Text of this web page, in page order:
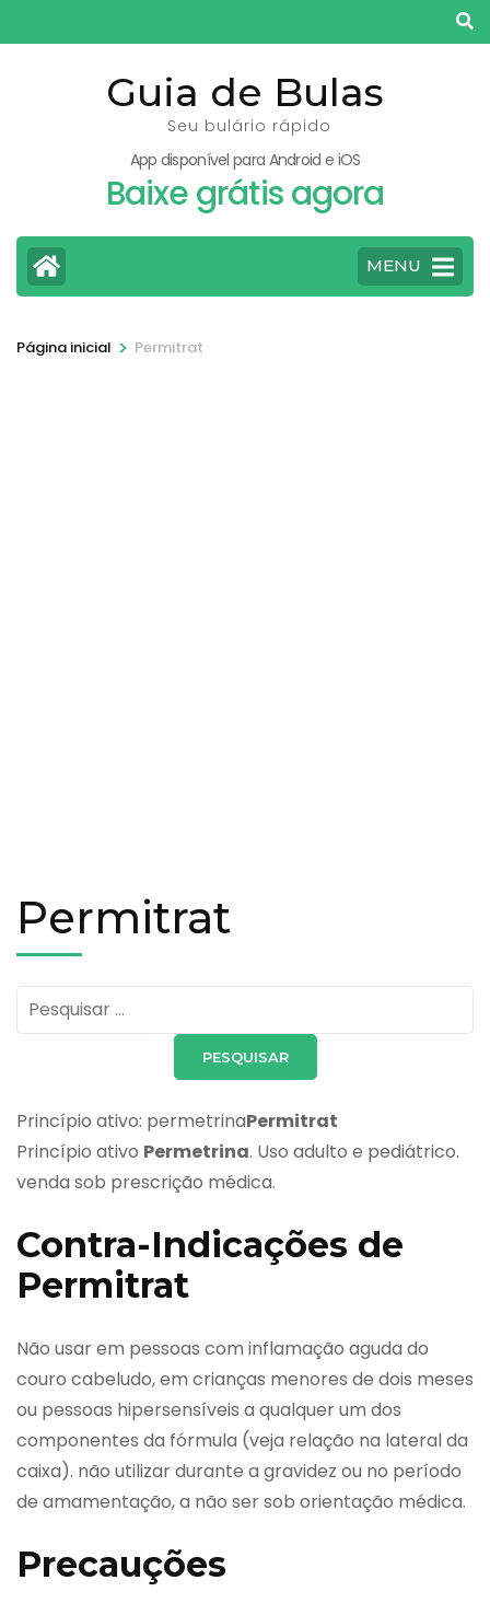
para
Guia de Bulas
Seu bulário rápido
App disponível para Android e iOS
Baixe grátis agora
MENU
Página inicial > Permitrat
Permitrat
Pesquisar
por:
Princípio ativo: permetrinaPermitrat
Princípio ativo Permetrina. Uso adulto e pediátrico.
venda sob prescrição médica.
Contra-Indicações de
Permitrat
Não usar em pessoas com inflamação aguda do
couro cabeludo, em crianças menores de dois meses
ou pessoas hipersensíveis a qualquer um dos
componentes da fórmula (veja relação na lateral da
caixa). não utilizar durante a gravidez ou no período
de amamentação, a não ser sob orientação médica.
Precauções